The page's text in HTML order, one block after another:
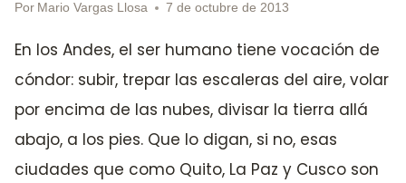
Por Mario Vargas Llosa 7 de octubre de 2013
En los Andes, el ser humano tiene vocación de
cóndor: subir, trepar las escaleras del aire, volar
por encima de las nubes, divisar la tierra allá
abajo, a los pies. Que lo digan, si no, esas
ciudades que como Quito, La Paz y Cusco son